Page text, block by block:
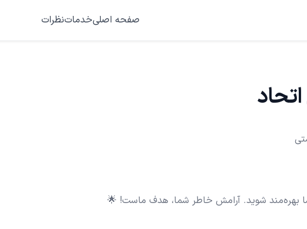
صفحه اصلیخدماتنظرات
بهره‌مند شوید. آرامش خاطر شما، هدف ماست! 🌟